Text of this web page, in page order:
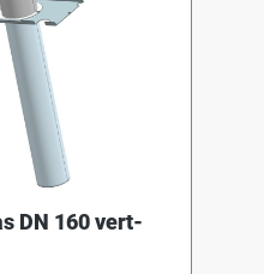
DN 160 vert-